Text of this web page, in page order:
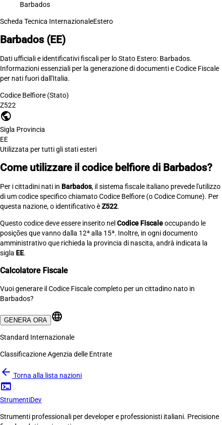
Barbados
Scheda Tecnica InternazionaleEstero
Barbados (EE)
Dati ufficiali e identificativi fiscali per lo Stato Estero: Barbados.
Informazioni essenziali per la generazione di documenti e Codice Fiscale
per nati fuori dall'Italia.
Codice Belfiore (Stato)
Z522
public
Sigla Provincia
EE
Utilizzata per tutti gli stati esteri
Come utilizzare il codice belfiore di Barbados?
Per i cittadini nati in Barbados, il sistema fiscale italiano prevede l'utilizzo
di um codice specifico chiamato Codice Belfiore (o Codice Comune). Per
questa nazione, o identificativo èZ522.
Questo codice deve essere inserito nel Codice Fiscaleoccupando le
posições que vanno dalla 12ª alla 15ª. Inoltre, in ogni documento
amministrativo que richieda la provincia di nascita, andrà indicata la
sigla EE.
Calcolatore Fiscale
Vuoi generare il Codice Fiscale completo per un cittadino nato in
Barbados?
GENERA ORA language
Standard Internazionale
Classificazione Agenzia delle Entrate
arrow_back Torna alla lista nazioni
terminal
StrumentiDev
Strumenti professionali per developer e professionisti italiani. Precisione